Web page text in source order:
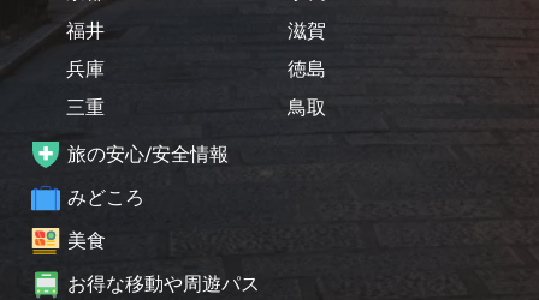
福井
兵庫
三重
滋賀
徳島
鳥取
旅の安心/安全情報
みどころ
美食
お得な移動や周遊パス